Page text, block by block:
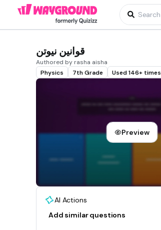
قوانين نيوتن
Authored by rasha aisha
Physics
7th Grade Used 146+ times
Preview
AI Actions
Add similar questions